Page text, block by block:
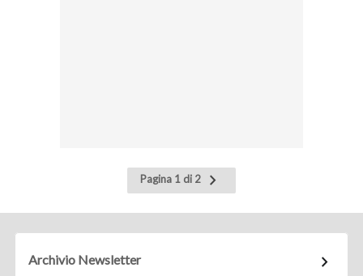
Pagina 1 di 2
Pagina
successiva
Archivio Newsletter